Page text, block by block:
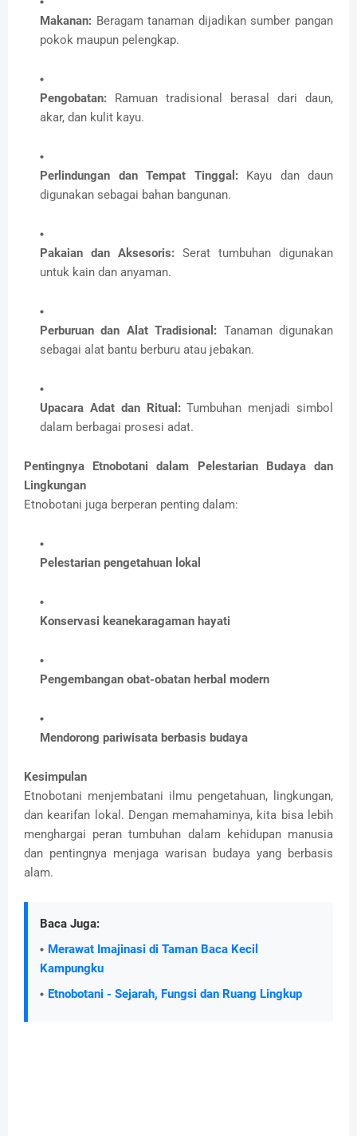
Makanan: Beragam tanaman dijadikan sumber pangan
pokok maupun pelengkap.
Pengobatan: Ramuan tradisional berasal dari daun,
akar, dan kulit kayu.
Perlindungan dan Tempat Tinggal:Kayu dan daun
digunakan sebagai bahan bangunan.
Pakaian dan Aksesoris: Serat tumbuhan digunakan
untuk kain dan anyaman.
Perburuan dan Alat Tradisional: Tanaman digunakan
sebagai alat bantu berburu atau jebakan.
Upacara Adat dan Ritual:Tumbuhan menjadi simbol
dalam berbagai prosesi adat.
Pentingnya Etnobotani dalam Pelestarian Budaya dan
Lingkungan
Etnobotani juga berperan penting dalam:
Pelestarian pengetahuan lokal
Konservasi keanekaragaman hayati
Pengembangan obat-obatan herbal modern
Mendorong pariwisata berbasis budaya
Kesimpulan
Etnobotani menjembatani ilmu pengetahuan, lingkungan,
dan kearifan lokal. Dengan memahaminya, kita bisa lebih
menghargai peran tumbuhan dalam kehidupan manusia
dan pentingnya menjaga warisan budaya yang berbasis
alam.
Baca Juga:
Merawat Imajinasi di Taman Baca Kecil
Kampungku
Etnobotani - Sejarah, Fungsi dan Ruang Lingkup